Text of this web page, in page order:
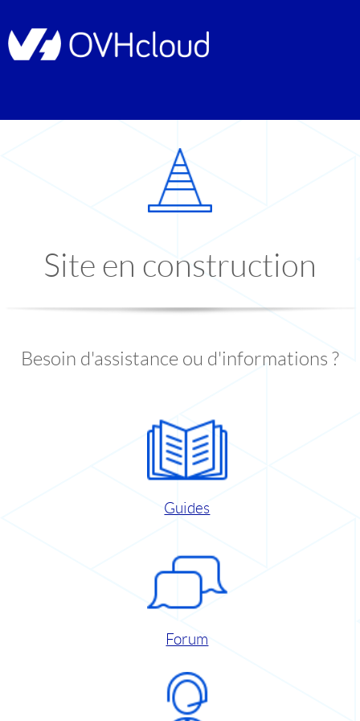
Site en construction
Besoin d'assistance ou d'informations ?
Guides
Forum